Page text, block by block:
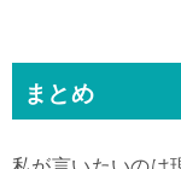
まとめ